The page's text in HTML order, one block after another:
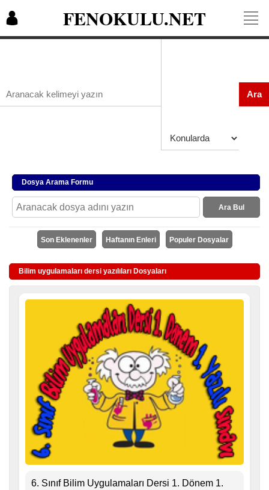
FENOKULU.NET
Ara
Dosya Arama Formu
Ara Bul
Son Eklenenler Haftanın Enleri Populer Dosyalar
Bilim uygulamaları dersi yazılıları Dosyaları
6. Sınıf Bilim Uygulamaları Dersi 1. Dönem 1.